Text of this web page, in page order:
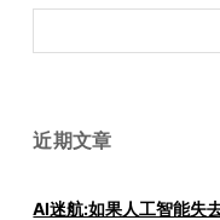
索：
近期文章
AI迷航:如果人工智能失